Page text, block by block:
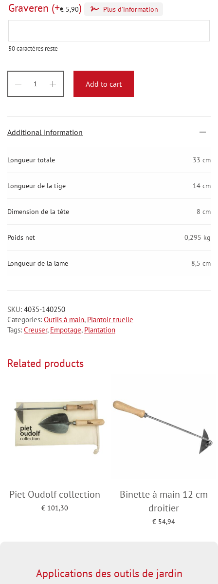
Graveren (+€ 5,90)
50caractères reste
Plus d'information
Add to cart
Additional information
Longueur totale 33 cm
Longueur de la tige 14 cm
Dimension de la tête 8 cm
Poids net 0,295 kg
Longueur de la lame 8,5 cm
SKU: 4035-140250
Categories: Outils à main, Plantoir truelle
Tags: Creuser, Empotage, Plantation
Related products
Piet Oudolf collection
€101,30
Binette à main 12 cm
droitier
€54,94
Applications des outils de jardin